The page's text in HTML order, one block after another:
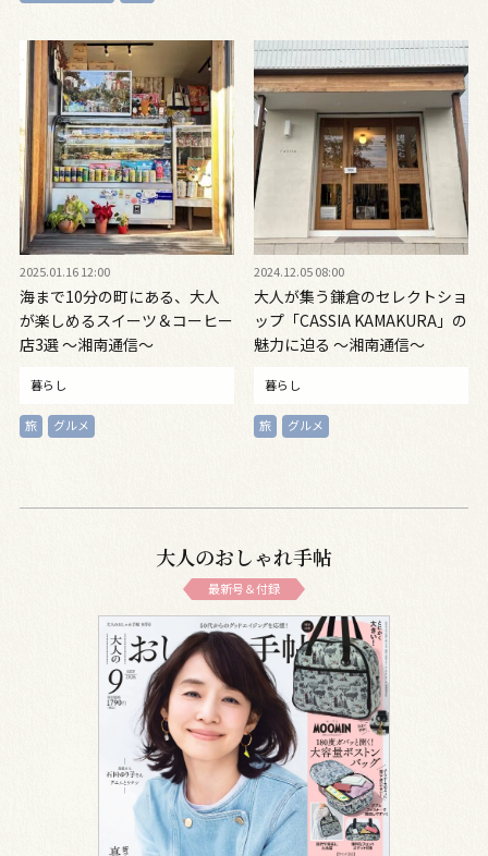
2025.01.16 12:00
海まで10分の町にある、大人
が楽しめるスイーツ＆コーヒー
店3選 ～湘南通信～
暮らし
旅 グルメ
2024.12.05 08:00
大人が集う鎌倉のセレクトショ
ップ「CASSIA KAMAKURA」の
魅力に迫る ～湘南通信～
暮らし
旅 グルメ
大人のおしゃれ手帖
最新号＆付録